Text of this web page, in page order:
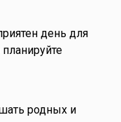
день для
родных и